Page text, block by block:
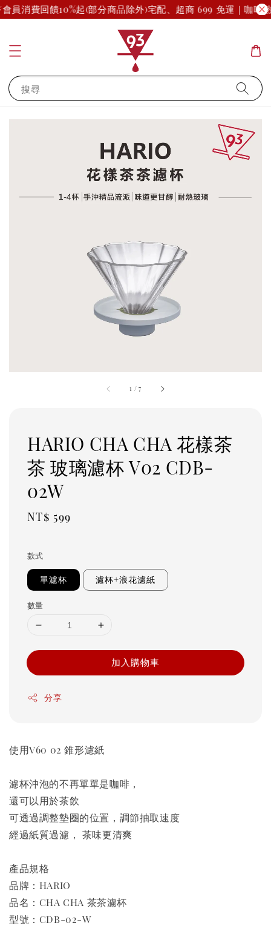
員消費回饋10%起(部分商品除外)宅配、超商 699 免運｜咖啡
搜尋
1 /7
HARIO CHA CHA 花樣茶
茶 玻璃濾杯 V02 CDB-
02W
Regular
NT$ 599
款式
單濾杯 濾杯+浪花濾紙
數量
加入購物車
分享
使用V60 02 錐形濾紙
濾杯沖泡的不再單單是咖啡，
還可以用於茶飲
可透過調整墊圈的位置，調節抽取速度
經過紙質過濾， 茶味更清爽
產品規格
品牌：HARIO
品名：CHA CHA 茶茶濾杯
型號：CDB-02-W